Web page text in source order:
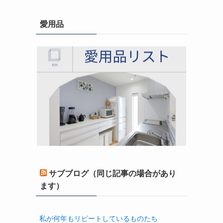
愛用品
サブブログ（同じ記事の場合があり
ます）
私が何年もリピートしているものたち